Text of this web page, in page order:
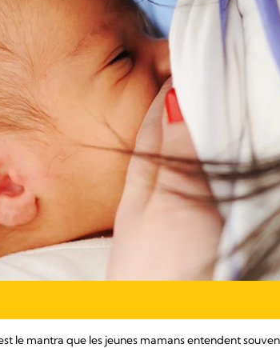
le mantra que les jeunes mamans entendent